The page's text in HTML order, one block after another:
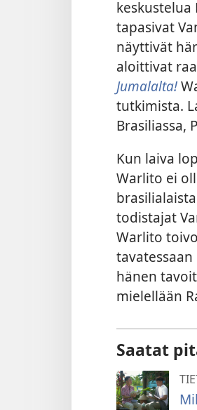
keskustelua
tapasivat
näyttivät
aloittivat
Jumalalta!
tutkimista.
Brasiliassa,
Kun laiva
Warlito ei
todistajat
Warlito
hänen
mielellään
Saatat